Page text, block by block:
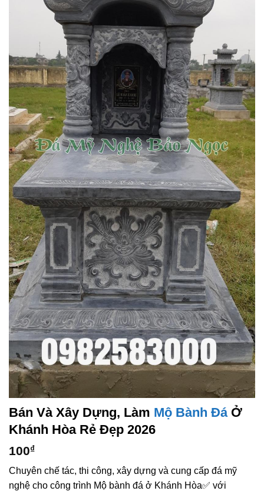
Bán Và Xây Dựng, Làm Mộ Bành ĐáỞ
Khánh Hòa Rẻ Đẹp 2026
100₫
Chuyên chế tác, thi công, xây dựng và cung cấp đá mỹ
nghệ cho công trình Mộ bành đá ở Khánh Hòa✅ với